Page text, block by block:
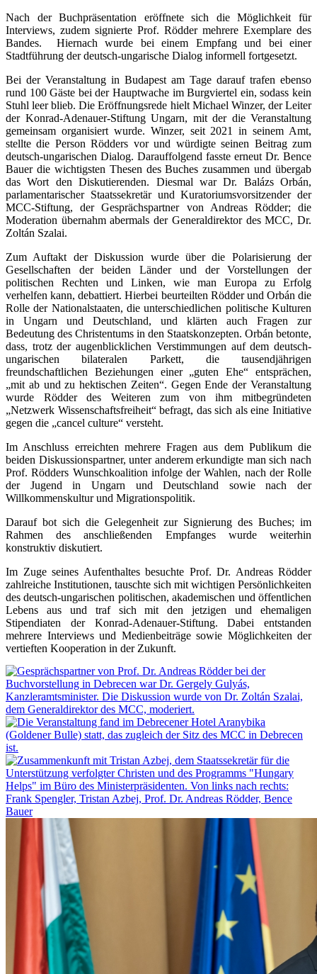
Nach der Buchpräsentation eröffnete sich die Möglichkeit für
Interviews, zudem signierte Prof. Rödder mehrere Exemplare des
Bandes. Hiernach wurde bei einem Empfang und bei einer
Stadtführung der deutsch-ungarische Dialog informell fortgesetzt.
Bei der Veranstaltung in Budapest am Tage darauf trafen ebenso
rund 100 Gäste bei der Hauptwache im Burgviertel ein, sodass kein
Stuhl leer blieb. Die Eröffnungsrede hielt Michael Winzer, der Leiter
der Konrad-Adenauer-Stiftung Ungarn, mit der die Veranstaltung
gemeinsam organisiert wurde. Winzer, seit 2021 in seinem Amt,
stellte die Person Rödders vor und würdigte seinen Beitrag zum
deutsch-ungarischen Dialog. Darauffolgend fasste erneut Dr. Bence
Bauer die wichtigsten Thesen des Buches zusammen und übergab
das Wort den Diskutierenden. Diesmal war Dr. Balázs Orbán,
parlamentarischer Staatssekretär und Kuratoriumsvorsitzender der
MCC-Stiftung, der Gesprächspartner von Andreas Rödder; die
Moderation übernahm abermals der Generaldirektor des MCC, Dr.
Zoltán Szalai.
Zum Auftakt der Diskussion wurde über die Polarisierung der
Gesellschaften der beiden Länder und der Vorstellungen der
politischen Rechten und Linken, wie man Europa zu Erfolg
verhelfen kann, debattiert. Hierbei beurteilten Rödder und Orbán die
Rolle der Nationalstaaten, die unterschiedlichen politische Kulturen
in Ungarn und Deutschland, und klärten auch Fragen zur
Bedeutung des Christentums in den Staatskonzepten. Orbán betonte,
dass, trotz der augenblicklichen Verstimmungen auf dem deutsch-
ungarischen bilateralen Parkett, die tausendjährigen
freundschaftlichen Beziehungen einer „guten Ehe“ entsprächen,
„mit ab und zu hektischen Zeiten“. Gegen Ende der Veranstaltung
wurde Rödder des Weiteren zum von ihm mitbegründeten
„Netzwerk Wissenschaftsfreiheit“ befragt, das sich als eine Initiative
gegen die „cancel culture“ versteht.
Im Anschluss erreichten mehrere Fragen aus dem Publikum die
beiden Diskussionspartner, unter anderem erkundigte man sich nach
Prof. Rödders Wunschkoalition infolge der Wahlen, nach der Rolle
der Jugend in Ungarn und Deutschland sowie nach der
Willkommenskultur und Migrationspolitik.
Darauf bot sich die Gelegenheit zur Signierung des Buches; im
Rahmen des anschließenden Empfanges wurde weiterhin
konstruktiv diskutiert.
Im Zuge seines Aufenthaltes besuchte Prof. Dr. Andreas Rödder
zahlreiche Institutionen, tauschte sich mit wichtigen Persönlichkeiten
des deutsch-ungarischen politischen, akademischen und öffentlichen
Lebens aus und traf sich mit den jetzigen und ehemaligen
Stipendiaten der Konrad-Adenauer-Stiftung. Dabei entstanden
mehrere Interviews und Medienbeiträge sowie Möglichkeiten der
vertieften Kooperation in der Zukunft.